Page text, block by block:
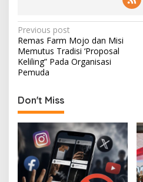
P
o
s
t
n
a
v
i
g
Previous post
Remas Farm Mojo dan Misi
Memutus Tradisi ‘Proposal
Keliling” Pada Organisasi
Pemuda
Don't Miss